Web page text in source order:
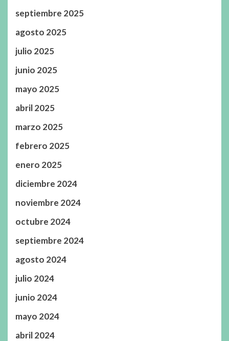
septiembre 2025
agosto 2025
julio 2025
junio 2025
mayo 2025
abril 2025
marzo 2025
febrero 2025
enero 2025
diciembre 2024
noviembre 2024
octubre 2024
septiembre 2024
agosto 2024
julio 2024
junio 2024
mayo 2024
abril 2024